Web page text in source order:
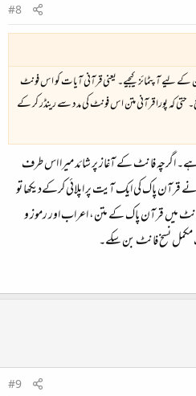
#8
کے لیے آپٹمائز کیجیے۔ یعنی قرآنی آیات کو اس فونٹ
حتی کہ پورا قرآنی متن اس فونٹ کی مدد سے رینڈر کر کے
اگرچہ فانٹ کے آغاز پر شائد میرا اس طرف
قرآن پاک کی ایک آیت پر اپلائی کرکےدیکھا تو
میں قرآن پاک کے متن، اعراب اور رموز و
مکمل نسخ فانٹ بن سکے۔
#9